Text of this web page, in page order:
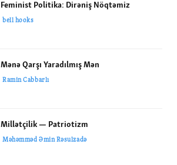
Feminist Politika: Dirəniş Nöqtəmiz
bell hooks
Mənə Qarşı Yaradılmış Mən
Ramin Cabbarlı
Millətçilik — Patriotizm
Məhəmməd Əmin Rəsulzadə